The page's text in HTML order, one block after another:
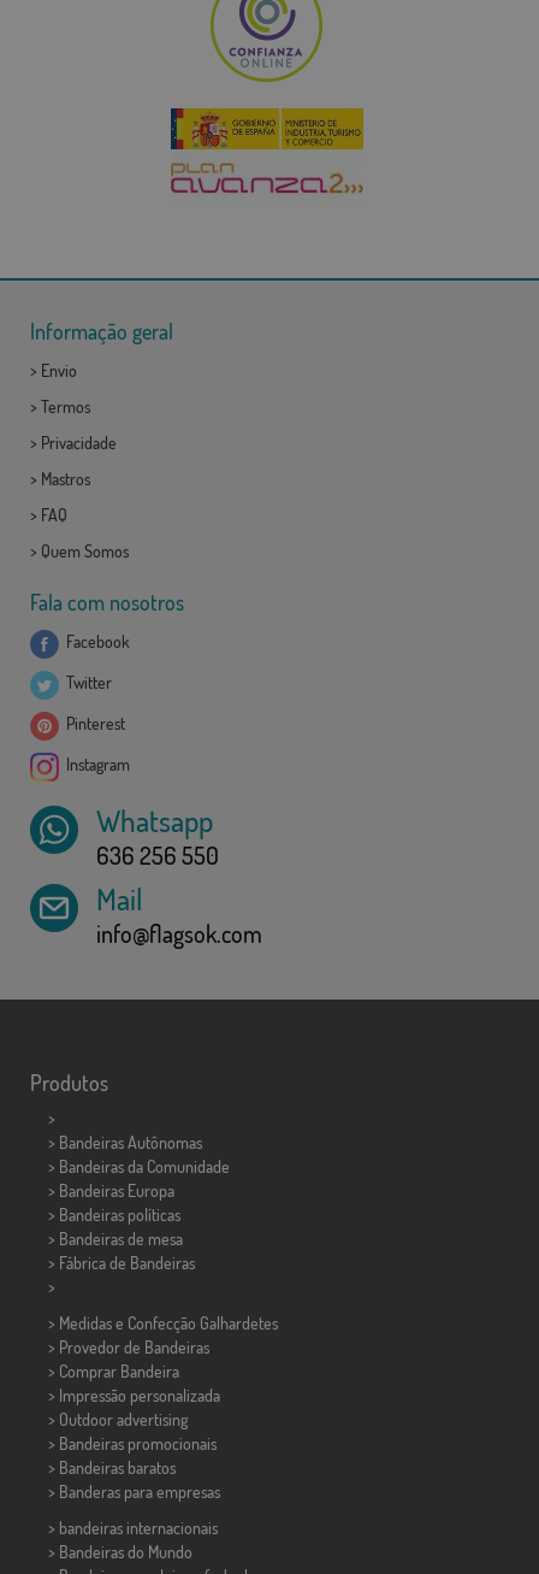
Informação geral
> Envio
> Termos
> Privacidade
> Mastros
> FAQ
> Quem Somos
Fala com nosotros
Facebook
Twitter
Pinterest
Instagram
Whatsapp
636 256 550
Mail
info@flagsok.com
Produtos
>
> Bandeiras Autônomas
> Bandeiras da Comunidade
> Bandeiras Europa
> Bandeiras políticas
> Bandeiras de mesa
> Fábrica de Bandeiras
>
> Medidas e Confecção Galhardetes
> Provedor de Bandeiras
> Comprar Bandeira
> Impressão personalizada
> Outdoor advertising
> Bandeiras promocionais
> Bandeiras baratos
> Banderas para empresas
> bandeiras internacionais
> Bandeiras do Mundo